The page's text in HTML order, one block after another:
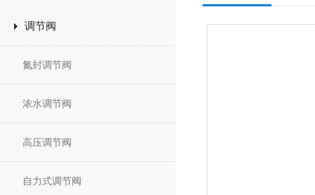
调节阀
氮封调节阀
浓水调节阀
高压调节阀
自力式调节阀